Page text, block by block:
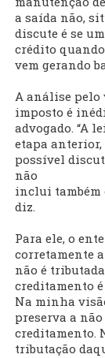
a saída não,
discute é se
crédito
vem gerando
A análise pelo
imposto é
advogado. “A
etapa
possível
não
inclui também
diz.
Para ele, o
corretamente
não é
creditamento
Na minha
preserva a
creditamento.
tributação